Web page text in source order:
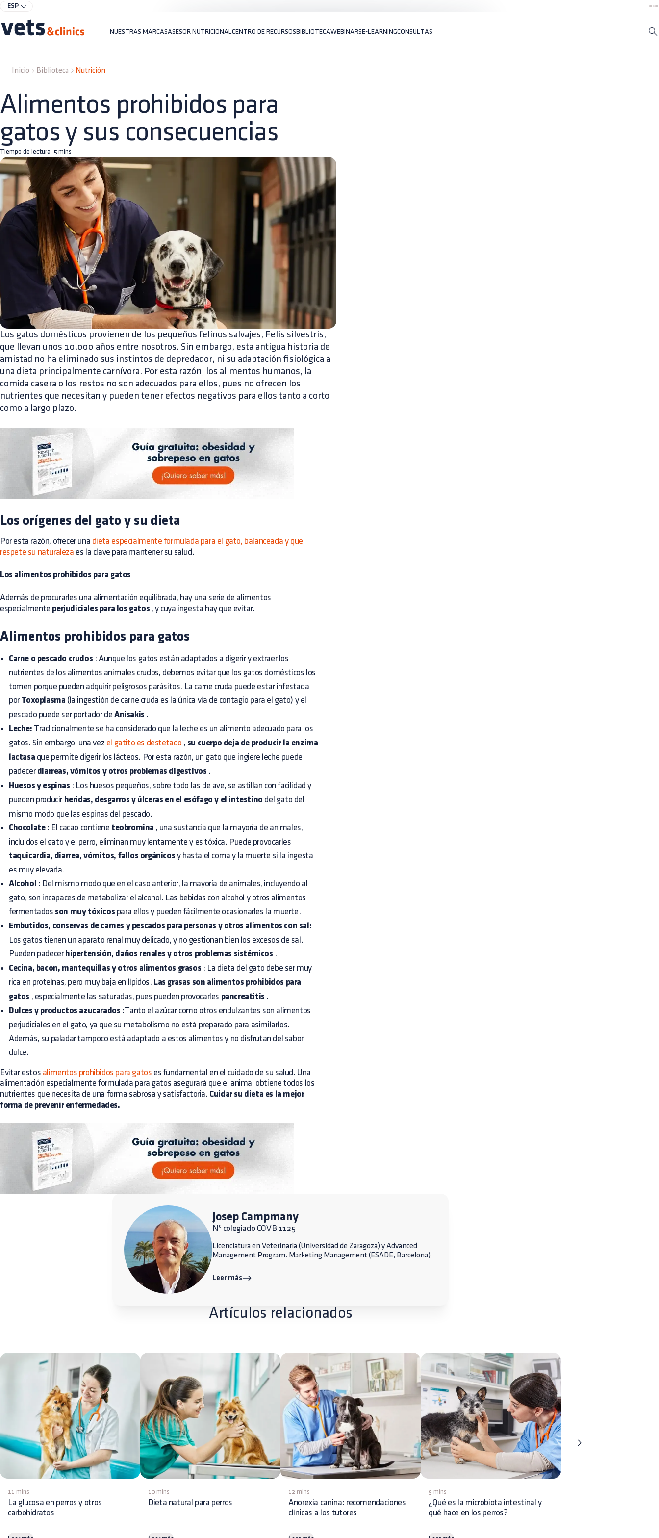
ESP
NUESTRAS MARCASASESOR NUTRICIONAL CENTRO DE RECURSOSBIBLIOTECAWEBINARSE-LEARNINGCONSULTAS
Inicio Biblioteca Nutrición
Alimentos prohibidos para
gatos y sus consecuencias
Tiempo de lectura: 5 mins
Los gatos domésticos provienen de los pequeños felinos salvajes, Felis silvestris,
que llevan unos 10.000 años entre nosotros. Sin embargo, esta antigua historia de
amistad no ha eliminado sus instintos de depredador, ni su adaptación fisiológica a
una dieta principalmente carnívora. Por esta razón, los alimentos humanos, la
comida casera o los restos no son adecuados para ellos, pues no ofrecen los
nutrientes que necesitan y pueden tener efectos negativos para ellos tanto a corto
como a largo plazo.
Los orígenes del gato y su dieta
Por esta razón, ofrecer una dieta especialmente formulada para el gato, balanceada y que
respete su naturaleza es la clave para mantener su salud.
Los alimentos prohibidos para gatos
Además de procurarles una alimentación equilibrada, hay una serie de alimentos
especialmente perjudiciales para los gatos , y cuya ingesta hay que evitar.
Alimentos prohibidos para gatos
Carne o pescado crudos : Aunque los gatos están adaptados a digerir y extraer los
nutrientes de los alimentos animales crudos, debemos evitar que los gatos domésticos los
tomen porque pueden adquirir peligrosos parásitos. La carne cruda puede estar infestada
por Toxoplasma (la ingestión de carne cruda es la única vía de contagio para el gato) y el
pescado puede ser portador deAnisakis .
Leche: Tradicionalmente se ha considerado que la leche es un alimento adecuado para los
gatos. Sin embargo, una vez el gatito es destetado , su cuerpo deja de producir la enzima
lactasa que permite digerir los lácteos. Por esta razón, un gato que ingiere leche puede
padecer diarreas, vómitos y otros problemas digestivos .
Huesos y espinas : Los huesos pequeños, sobre todo las de ave, se astillan con facilidad y
pueden producir heridas, desgarros y úlceras en el esófago y el intestino del gato del
mismo modo que las espinas del pescado.
Chocolate: El cacao contiene teobromina , una sustancia que la mayoría de animales,
incluidos el gato y el perro, eliminan muy lentamente y es tóxica. Puede provocarles
taquicardia, diarrea, vómitos, fallos orgánicos y hasta el coma y la muerte si la ingesta
es muy elevada.
Alcohol : Del mismo modo que en el caso anterior, la mayoría de animales, incluyendo al
gato, son incapaces de metabolizar el alcohol. Las bebidas con alcohol y otros alimentos
fermentados son muy tóxicos para ellos y pueden fácilmente ocasionarles la muerte.
Embutidos, conservas de carnes y pescados para personas y otros alimentos con sal:
Los gatos tienen un aparato renal muy delicado, y no gestionan bien los excesos de sal.
Pueden padecer hipertensión, daños renales y otros problemas sistémicos .
Cecina, bacon, mantequillas y otros alimentos grasos : La dieta del gato debe ser muy
rica en proteínas, pero muy baja en lípidos. Las grasas son alimentos prohibidos para
gatos , especialmente las saturadas, pues pueden provocarles pancreatitis .
Dulces y productos azucarados :Tanto el azúcar como otros endulzantes son alimentos
perjudiciales en el gato, ya que su metabolismo no está preparado para asimilarlos.
Además, su paladar tampoco está adaptado a estos alimentos y no disfrutan del sabor
dulce.
Evitar estos alimentos prohibidos para gatos es fundamental en el cuidado de su salud. Una
alimentación especialmente formulada para gatos asegurará que el animal obtiene todos los
nutrientes que necesita de una forma sabrosa y satisfactoria. Cuidar su dieta es la mejor
forma de prevenir enfermedades.
Josep Campmany
Nº colegiado COVB 1125
Licenciatura en Veterinaria (Universidad de Zaragoza) y Advanced
Management Program. Marketing Management (ESADE, Barcelona)
Leer más
Artículos relacionados
11 mins
La glucosa en perros y otros
carbohidratos
10 mins
Dieta natural para perros
12 mins
Anorexia canina: recomendaciones
clínicas a los tutores
9 mins
¿Qué es la microbiota intestinal y
qué hace en los perros?